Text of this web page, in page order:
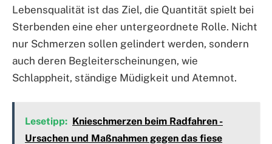
Lebensqualität ist das Ziel, die Quantität spielt bei
Sterbenden eine eher untergeordnete Rolle. Nicht
nur Schmerzen sollen gelindert werden, sondern
auch deren Begleiterscheinungen, wie
Schlappheit, ständige Müdigkeit und Atemnot.
Lesetipp: Knieschmerzen beim Radfahren -
Ursachen und Maßnahmen gegen das fiese